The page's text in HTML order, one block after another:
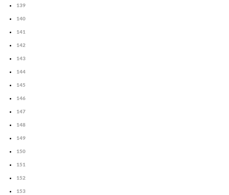
139
140
141
142
143
144
145
146
147
148
149
150
151
152
153